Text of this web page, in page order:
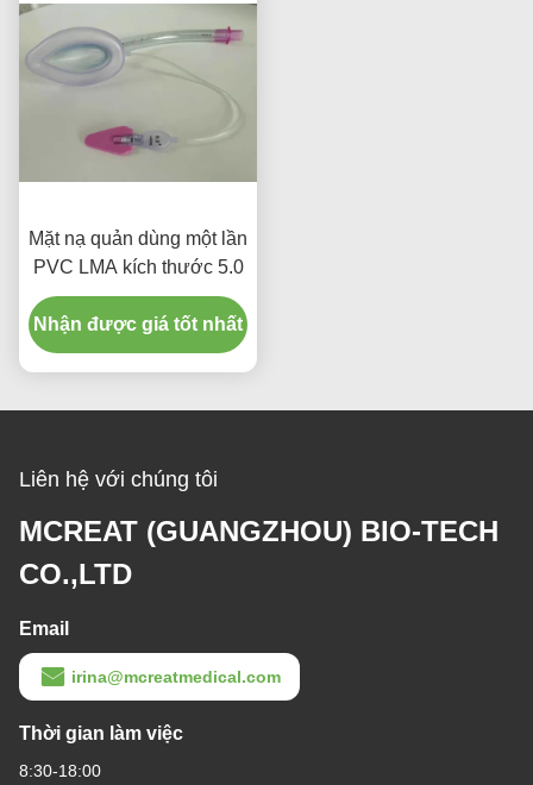
Mặt nạ quản dùng một lần
PVC LMA kích thước 5.0
Nhận được giá tốt nhất
Liên hệ với chúng tôi
MCREAT (GUANGZHOU) BIO-TECH
CO.,LTD
Email
irina@mcreatmedical.com
Thời gian làm việc
8:30-18:00